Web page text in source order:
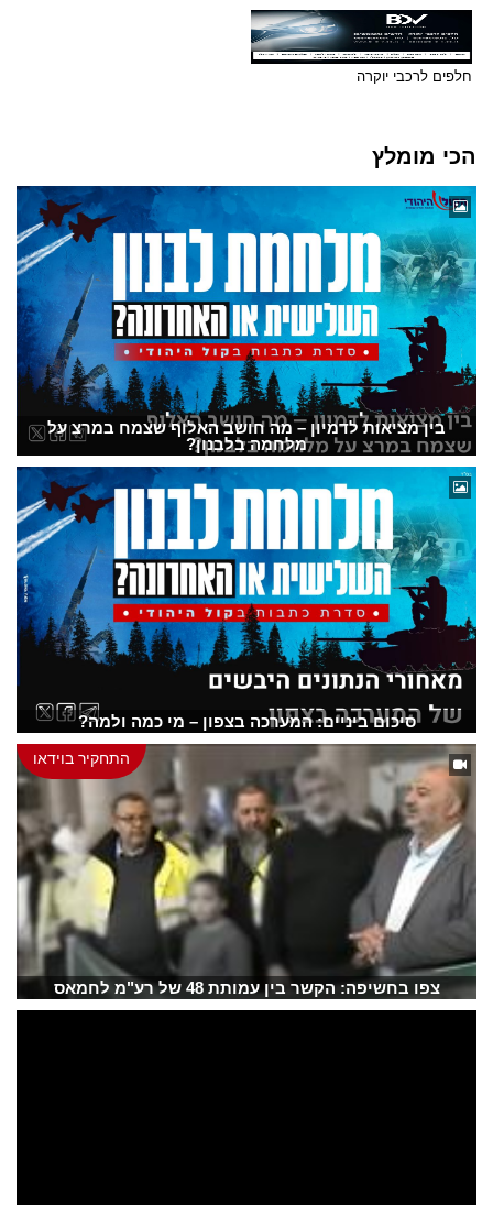
חלפים לרכבי יוקרה
הכי מומלץ
בין מציאות לדמיון – מה חושב האלוף שצמח במרצ על
מלחמה בלבנון?
סיכום ביניים: המערכה בצפון – מי כמה ולמה?
התחקיר בוידאו
צפו בחשיפה: הקשר בין עמותת 48 של רע"מ לחמאס